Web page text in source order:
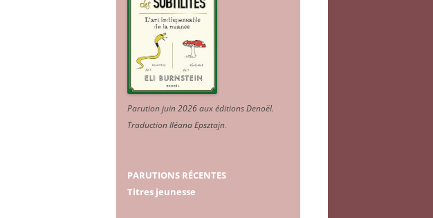
Parution juin 2026 aux éditions Denoël.
Traduction Iléana Epsztajn.
PARUTIONS RÉCENTES
Titres jeunesse